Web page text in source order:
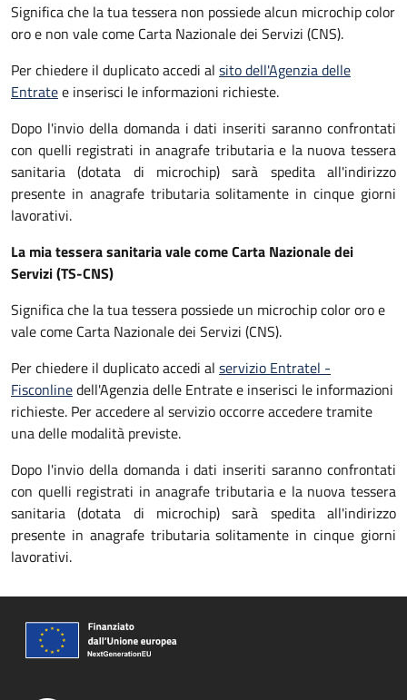
Significa che la tua tessera non possiede alcun microchip color
oro e non vale come Carta Nazionale dei Servizi (CNS).
Per chiedere il duplicato accedi al sito dell'Agenzia delle
Entratee inserisci le informazioni richieste.
Dopo l'invio della domanda i dati inseriti saranno confrontati
con quelli registrati in anagrafe tributaria e la nuova tessera
sanitaria (dotata di microchip) sarà spedita all'indirizzo
presente in anagrafe tributaria solitamente in cinque giorni
lavorativi.
La mia tessera sanitaria vale come Carta Nazionale dei
Servizi (TS-CNS)
Significa che la tua tessera possiede un microchip color oro e
vale come Carta Nazionale dei Servizi (CNS).
Per chiedere il duplicato accedi al servizio Entratel -
Fisconlinedell'Agenzia delle Entrate e inserisci le informazioni
richieste. Per accedere al servizio occorre accedere tramite
una delle modalità previste.
Dopo l'invio della domanda i dati inseriti saranno confrontati
con quelli registrati in anagrafe tributaria e la nuova tessera
sanitaria (dotata di microchip) sarà spedita all'indirizzo
presente in anagrafe tributaria solitamente in cinque giorni
lavorativi.